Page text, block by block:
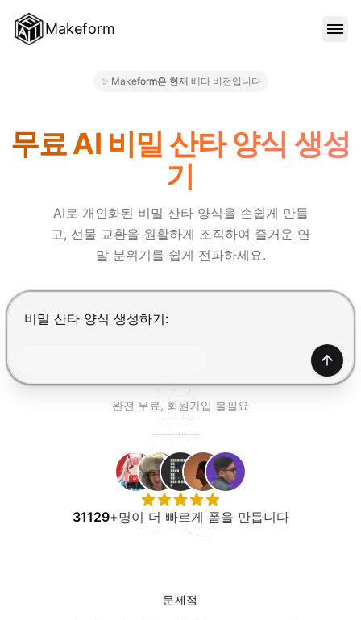
Makeform
✨ Makeform은 현재 베타 버전입니다
무료 AI 비밀 산타 양식 생성
기
AI로 개인화된 비밀 산타 양식을 손쉽게 만들
고, 선물 교환을 원활하게 조직하여 즐거운 연
말 분위기를 쉽게 전파하세요.
Enter를 눌러 제출, Shift+Enter로 줄바꿈 추가
생성
완전 무료, 회원가입 불필요
31129+명이 더 빠르게 폼을 만듭니다
문제점